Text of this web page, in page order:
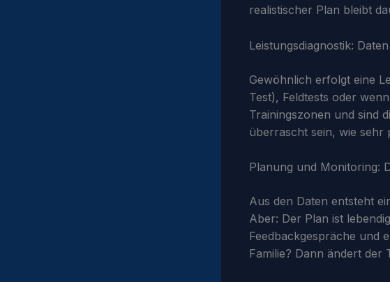
realistischer Plan bleibt
Leistungsdiagnostik:
Gewöhnlich erfolgt eine
Test), Feldtests oder
Trainingszonen und sind
überrascht sein, wie sehr
Planung und Monitoring:
Aus den Daten entsteht
Aber: Der Plan ist
Feedbackgespräche und
Familie? Dann ändert der